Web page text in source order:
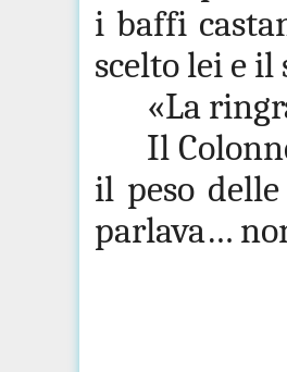
i baffi
scelto lei e il
«La
Il
il peso
parlava…